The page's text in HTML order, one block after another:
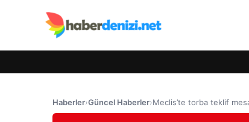
Haberler›Güncel Haberler›Meclis’te torba teklif